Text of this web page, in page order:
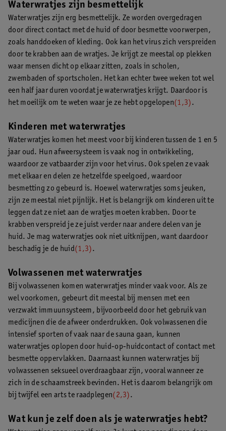
Waterwratjes zijn besmettelijk
Waterwratjes zijn erg besmettelijk. Ze worden overgedragen
door direct contact met de huid of door besmette voorwerpen,
zoals handdoeken of kleding. Ook kan het virus zich verspreiden
door te krabben aan de wratjes. Je krijgt ze meestal op plekken
waar mensen dicht op elkaar zitten, zoals in scholen,
zwembaden of sportscholen. Het kan echter twee weken tot wel
een half jaar duren voordat je waterwratjes krijgt. Daardoor is
het moeilijk om te weten waar je ze hebt opgelopen(1,3).
Kinderen met waterwratjes
Waterwratjes komen het meest voor bij kinderen tussen de 1 en 5
jaar oud. Hun afweersysteem is vaak nog in ontwikkeling,
waardoor ze vatbaarder zijn voor het virus. Ook spelen ze vaak
met elkaar en delen ze hetzelfde speelgoed, waardoor
besmetting zo gebeurd is. Hoewel waterwratjes soms jeuken,
zijn ze meestal niet pijnlijk. Het is belangrijk om kinderen uit te
leggen dat ze niet aan de wratjes moeten krabben. Door te
krabben verspreid je ze juist verder naar andere delen van je
huid. Je mag waterwratjes ook niet uitknijpen, want daardoor
beschadig je de huid(1,3).
Volwassenen met waterwratjes
Bij volwassenen komen waterwratjes minder vaak voor. Als ze
wel voorkomen, gebeurt dit meestal bij mensen met een
verzwakt immuunsysteem, bijvoorbeeld door het gebruik van
medicijnen die de afweer onderdrukken. Ook volwassenen die
intensief sporten of vaak naar de sauna gaan, kunnen
waterwratjes oplopen door huid-op-huidcontact of contact met
besmette oppervlakken. Daarnaast kunnen waterwratjes bij
volwassenen seksueel overdraagbaar zijn, vooral wanneer ze
zich in de schaamstreek bevinden. Het is daarom belangrijk om
bij twijfel een arts te raadplegen(2,3).
Wat kun je zelf doen als je waterwratjes hebt?